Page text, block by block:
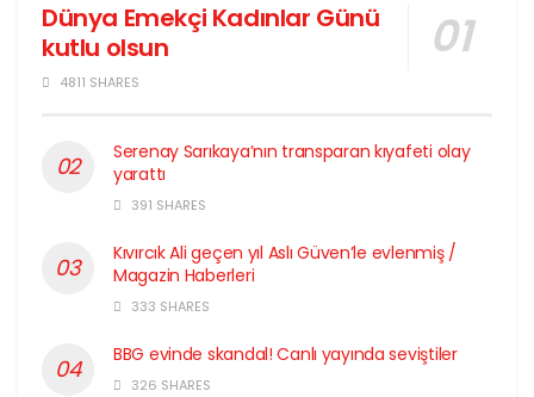
Dünya Emekçi Kadınlar Günü
kutlu olsun
4811 SHARES
Serenay Sarıkaya’nın transparan kıyafeti olay
yarattı
391 SHARES
Kıvırcık Ali geçen yıl Aslı Güven’le evlenmiş /
Magazin Haberleri
333 SHARES
BBG evinde skandal! Canlı yayında seviştiler
326 SHARES